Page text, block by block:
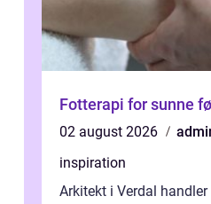
Fotterapi for sunne
02 august 2026
inspiration
Arkitekt i Verdal